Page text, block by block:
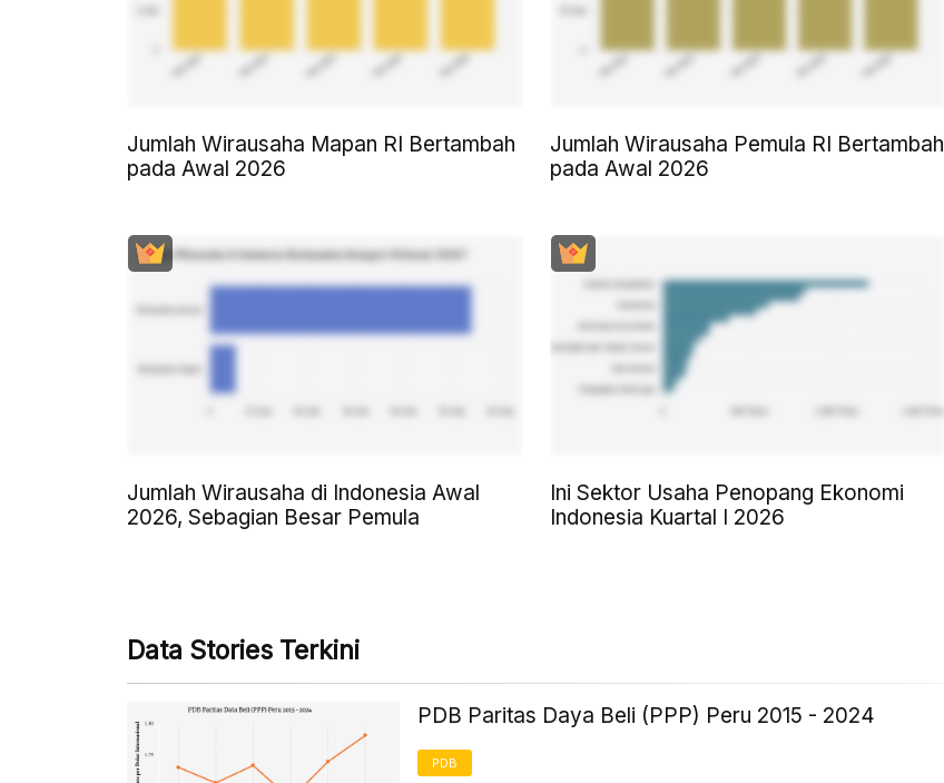
Jumlah Wirausaha Mapan RI Bertambah
pada Awal 2026
Jumlah Wirausaha Pemula RI Bertambah
pada Awal 2026
Jumlah Wirausaha di Indonesia Awal
2026, Sebagian Besar Pemula
Ini Sektor Usaha Penopang Ekonomi
Indonesia Kuartal I 2026
Data Stories Terkini
PDB Paritas Daya Beli (PPP) Peru 2015 - 2024
PDB